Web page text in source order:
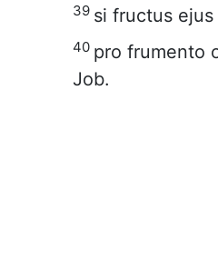
39 si fructus
40 pro frumento
Job.